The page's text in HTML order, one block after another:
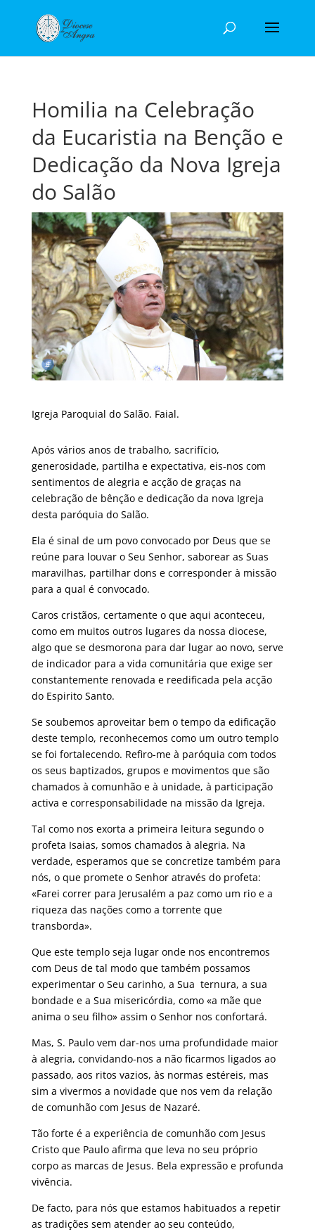
Homilia na Celebração
da Eucaristia na Benção e
Dedicação da Nova Igreja
do Salão
Igreja Paroquial do Salão. Faial.
Após vários anos de trabalho, sacrifício,
generosidade, partilha e expectativa, eis-nos com
sentimentos de alegria e acção de graças na
celebração de bênção e dedicação da nova Igreja
desta paróquia do Salão.
Ela é sinal de um povo convocado por Deus que se
reúne para louvar o Seu Senhor, saborear as Suas
maravilhas, partilhar dons e corresponder à missão
para a qual é convocado.
Caros cristãos, certamente o que aqui aconteceu,
como em muitos outros lugares da nossa diocese,
algo que se desmorona para dar lugar ao novo, serve
de indicador para a vida comunitária que exige ser
constantemente renovada e reedificada pela acção
do Espirito Santo.
Se soubemos aproveitar bem o tempo da edificação
deste templo, reconhecemos como um outro templo
se foi fortalecendo. Refiro-me à paróquia com todos
os seus baptizados, grupos e movimentos que são
chamados à comunhão e à unidade, à participação
activa e corresponsabilidade na missão da Igreja.
Tal como nos exorta a primeira leitura segundo o
profeta Isaias, somos chamados à alegria. Na
verdade, esperamos que se concretize também para
nós, o que promete o Senhor através do profeta:
«Farei correr para Jerusalém a paz como um rio e a
riqueza das nações como a torrente que
transborda».
Que este templo seja lugar onde nos encontremos
com Deus de tal modo que também possamos
experimentar o Seu carinho, a Sua ternura, a sua
bondade e a Sua misericórdia, como «a mãe que
anima o seu filho» assim o Senhor nos confortará.
Mas, S. Paulo vem dar-nos uma profundidade maior
à alegria, convidando-nos a não ficarmos ligados ao
passado, aos ritos vazios, às normas estéreis, mas
sim a vivermos a novidade que nos vem da relação
de comunhão com Jesus de Nazaré.
Tão forte é a experiência de comunhão com Jesus
Cristo que Paulo afirma que leva no seu próprio
corpo as marcas de Jesus. Bela expressão e profunda
vivência.
De facto, para nós que estamos habituados a repetir
as tradições sem atender ao seu conteúdo,